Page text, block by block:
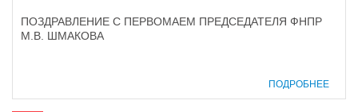
ПОЗДРАВЛЕНИЕ С ПЕРВОМАЕМ ПРЕДСЕДАТЕЛЯ ФНПР
М.В. ШМАКОВА
ПОДРОБНЕЕ